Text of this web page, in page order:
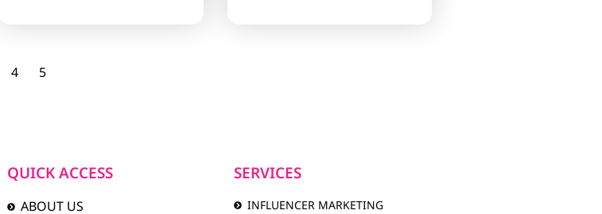
4 5
QUICK ACCESS
ABOUT US
SERVICES
INFLUENCER MARKETING